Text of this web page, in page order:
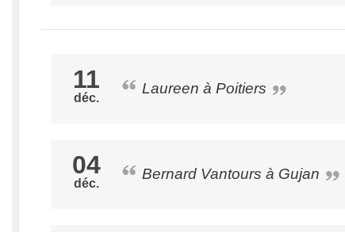
11
déc.
Laureen à Poitiers
04
déc.
Bernard Vantours à Gujan